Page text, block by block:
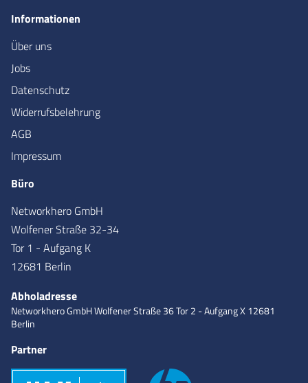
Informationen
Über uns
Jobs
Datenschutz
Widerrufsbelehrung
AGB
Impressum
Büro
Networkhero GmbH
Wolfener Straße 32-34
Tor 1 - Aufgang K
12681 Berlin
Abholadresse
Networkhero GmbHWolfener Straße 36Tor 2 - Aufgang X12681
Berlin
Partner